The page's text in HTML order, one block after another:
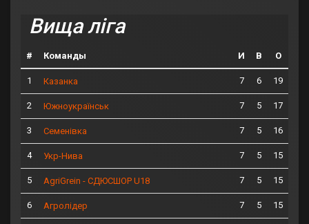
Вища ліга
# Команды И В О
1 Казанка 7 6 19
2 Южноукраїнськ 7 5 17
3 Семенівка 7 5 16
4 Укр-Нива 7 5 15
5 AgriGrein - СДЮСШОР U18 7 5 15
6 Агролідер 7 5 15